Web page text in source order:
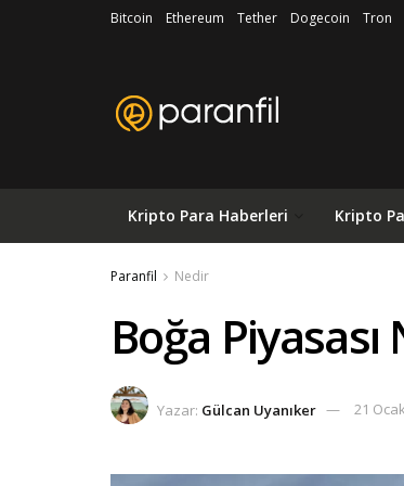
Bitcoin Ethereum Tether Dogecoin Tron
Kripto Para Haberleri Kripto
Paranfil Nedir
Boğa Piyasası
Yazar: Gülcan Uyanıker 21